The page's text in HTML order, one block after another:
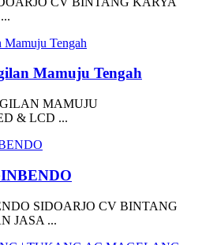
Mamuju Tengah
MAMUJU
& LCD ...
SIDOARJO CV BINTANG
JASA ...